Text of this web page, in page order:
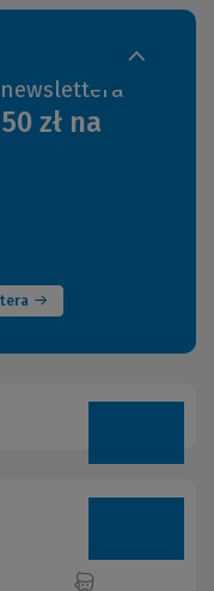
zł na